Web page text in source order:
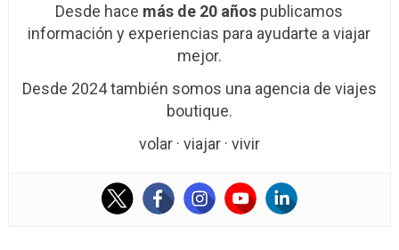
Desde hace más de 20 años publicamos
información y experiencias para ayudarte a viajar
mejor.
Desde 2024 también somos una agencia de viajes
boutique.
volar · viajar · vivir